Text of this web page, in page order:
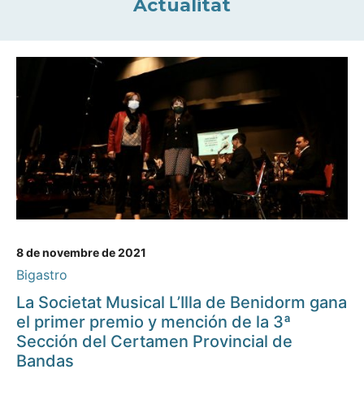
Actualitat
8 de novembre de 2021
Bigastro
La Societat Musical L’Illa de Benidorm gana
el primer premio y mención de la 3ª
Sección del Certamen Provincial de
Bandas